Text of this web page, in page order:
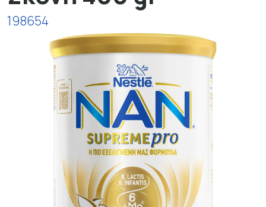
198654